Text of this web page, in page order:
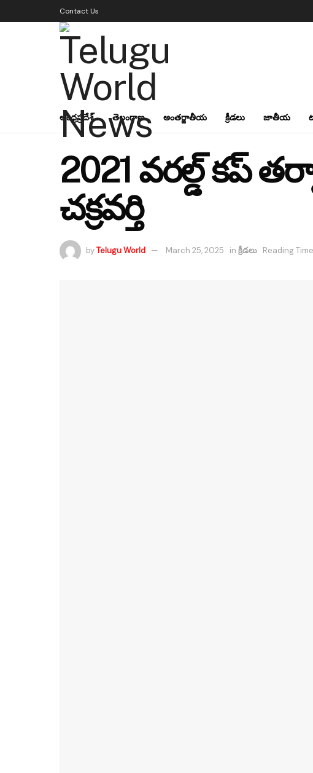
Contact Us
ఆంధ్రప్రదేశ్ తెలంగాణ అంతర్జాతీయ క్రీడలు జాతీయ
2021 వరల్డ్ కప్
చక్రవర్తి
byTelugu World March 25, 2025 in క్రీడలు Reading